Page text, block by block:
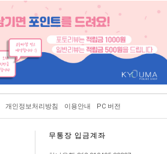
개인정보처리방침 이용안내 PC 버전
무통장 입금계좌